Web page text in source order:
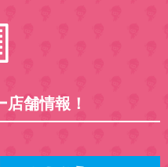
店舗情報！